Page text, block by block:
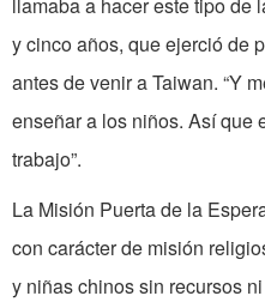
y cinco años, que ejerció de
antes de venir a Taiwan. “Y
enseñar a los niños. Así que
trabajo”.
La Misión Puerta de la
con carácter de misión
y niñas chinos sin recursos